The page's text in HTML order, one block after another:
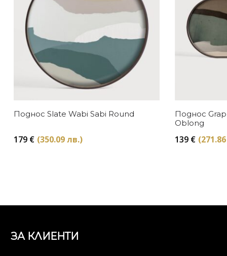
Поднос Slate Wabi Sabi Round
179 € (350.09 лв.)
Поднос
Oblong
139 €
ЗА КЛИЕНТИ